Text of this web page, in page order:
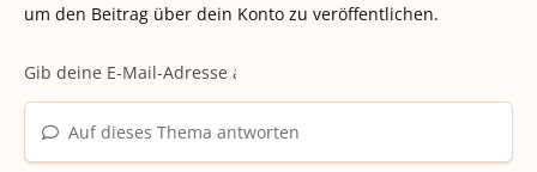
um den Beitrag über dein Konto zu veröffentlichen.
Auf dieses Thema antworten